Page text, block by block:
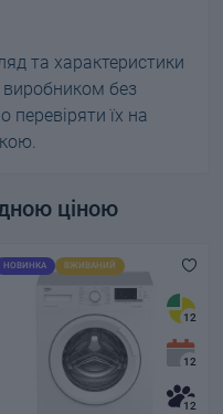
та характеристики
без
їх на
ціною
НОВИНКА ВЖИВАНИЙ
12
12
12